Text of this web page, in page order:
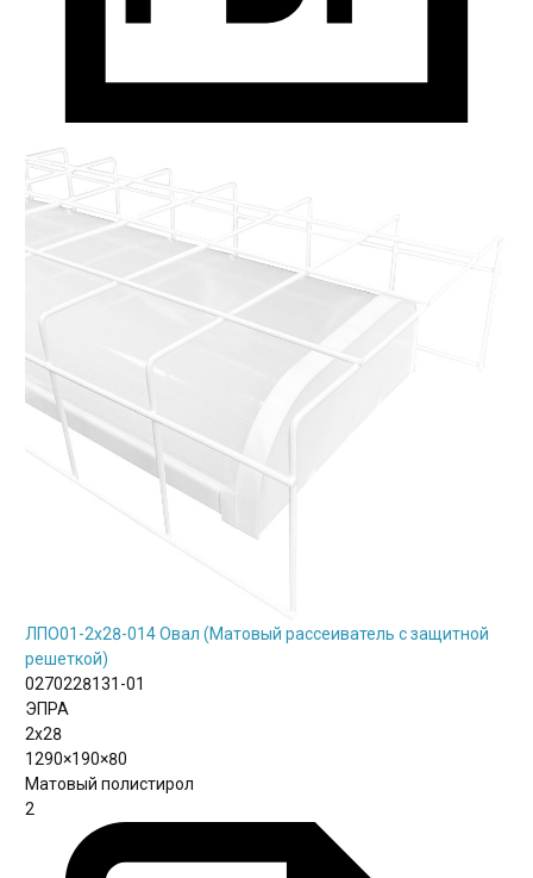
ЛПО01-2х28-014 Овал (Матовый рассеиватель с защитной
решеткой)
0270228131-01
ЭПРА
2х28
1290×190×80
Матовый полистирол
2